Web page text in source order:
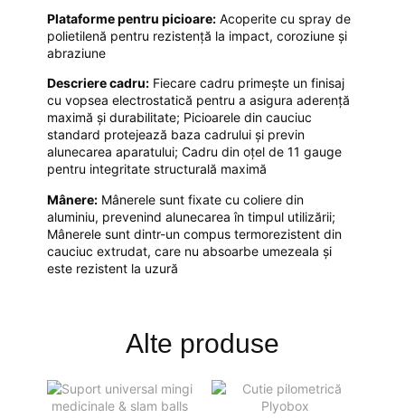
Plataforme pentru picioare:Acoperite cu spray de
polietilenă pentru rezistență la impact, coroziune și
abraziune
Descriere cadru:Fiecare cadru primește un finisaj
cu vopsea electrostatică pentru a asigura aderență
maximă și durabilitate; Picioarele din cauciuc
standard protejează baza cadrului și previn
alunecarea aparatului; Cadru din oțel de 11 gauge
pentru integritate structurală maximă
Mânere:Mânerele sunt fixate cu coliere din
aluminiu, prevenind alunecarea în timpul utilizării;
Mânerele sunt dintr-un compus termorezistent din
cauciuc extrudat, care nu absoarbe umezeala și
este rezistent la uzură
Alte produse